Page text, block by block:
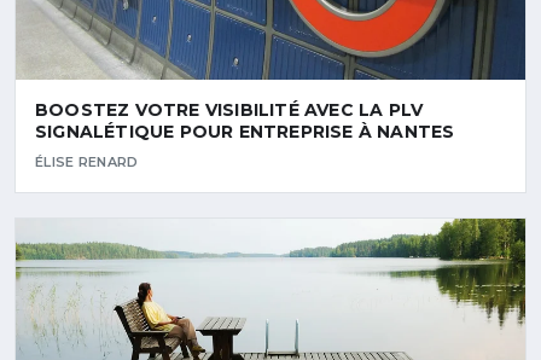
BOOSTEZ VOTRE VISIBILITÉ AVEC LA PLV
SIGNALÉTIQUE POUR ENTREPRISE À NANTES
ÉLISE RENARD